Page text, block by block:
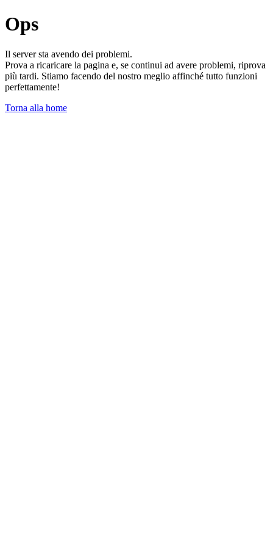
Ops
Il server sta avendo dei problemi.
Prova a ricaricare la pagina e, se continui ad avere problemi, riprova
più tardi. Stiamo facendo del nostro meglio affinché tutto funzioni
perfettamente!
Torna alla home